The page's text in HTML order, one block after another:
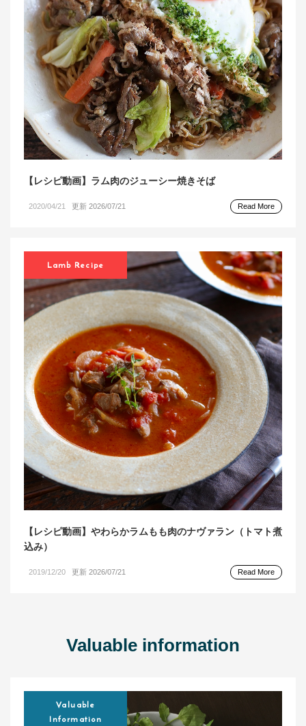
【レシピ動画】ラム肉のジューシー焼きそば
2020/04/21 更新 2026/07/21 Read More
【レシピ動画】やわらかラムもも肉のナヴァラン（トマト煮
込み）
Lamb Recipe
2019/12/20 更新 2026/07/21 Read More
Valuable information
Valuable
Information